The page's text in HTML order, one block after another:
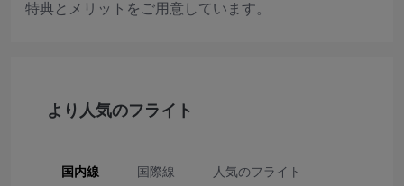
特典とメリットをご用意しています。
より人気のフライト
国内線 国際線 人気のフライト